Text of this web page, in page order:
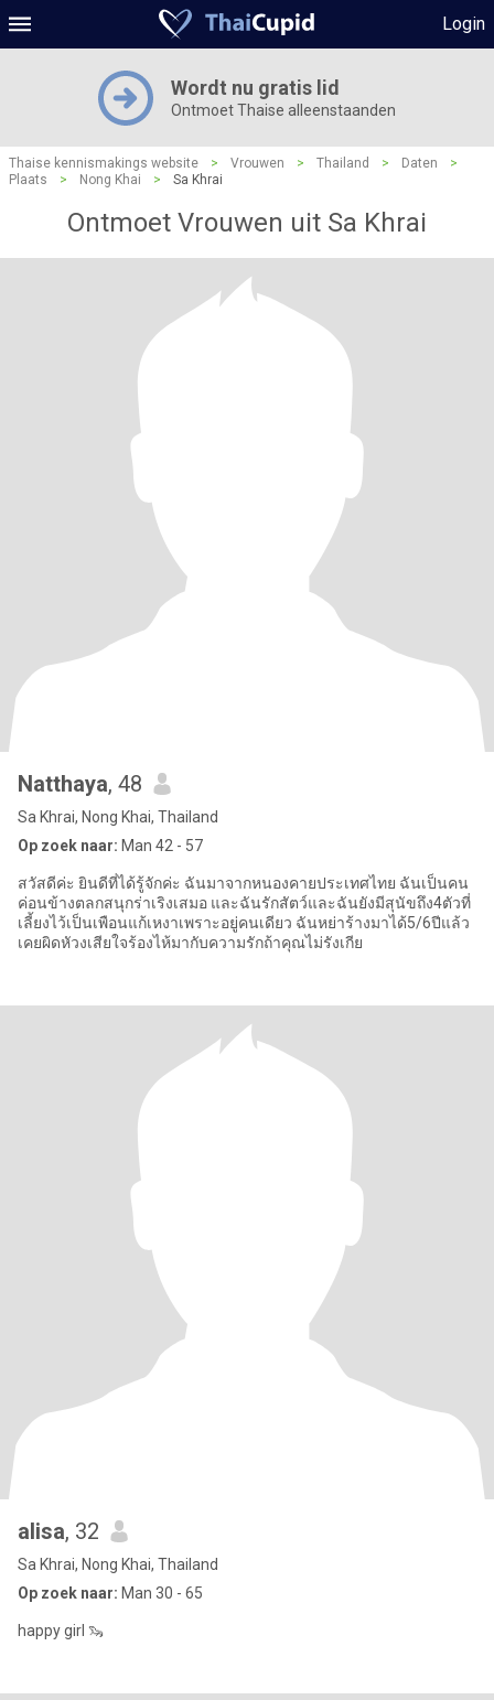
Login
Wordt nu gratis lid
Ontmoet Thaise alleenstaanden
Thaise kennismakings website > Vrouwen > Thailand > Daten
>
Plaats
> Nong Khai > Sa Khrai
Ontmoet Vrouwen uit Sa Khrai
Natthaya, 48
Sa Khrai, Nong Khai, Thailand
Op zoek naar: Man 42 - 57
สวัสดีค่ะ ยินดีที่ได้รู้จักค่ะ ฉันมาจากหนองคายประเทศไทย ฉันเป็นคน
ค่อนข้างตลกสนุกร่าเริงเสมอ และฉันรักสัตว์และฉันยังมีสุนัขถึง4ตัวที่
เลี้ยงไว้เป็นเพือนแก้เหงาเพราะอยู่คนเดียว ฉันหย่าร้างมาได้5/6ปีแล้ว
เคยผิดหัวงเสียใจร้องไห้มากับความรักถ้าคุณไม่รังเกีย
alisa, 32
Sa Khrai, Nong Khai, Thailand
Op zoek naar: Man 30 - 65
happy girl 🦦